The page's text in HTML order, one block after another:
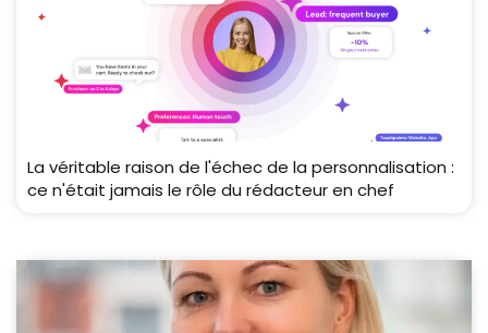
La véritable raison de l'échec de la personnalisation :
ce n'était jamais le rôle du rédacteur en chef